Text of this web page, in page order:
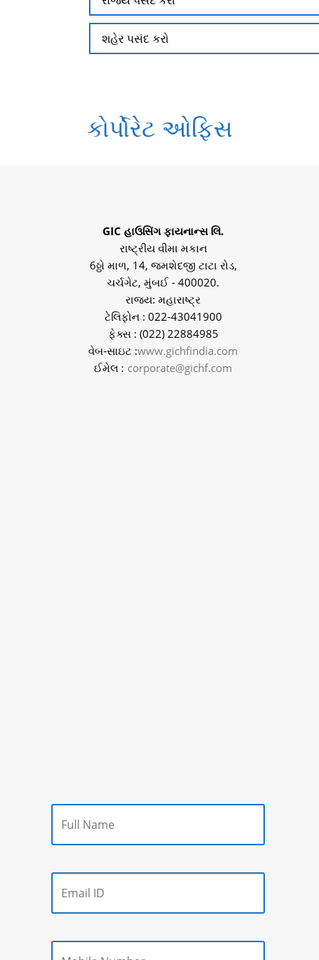
કોર્પોરેટ ઓફિસ
GIC હાઉસિંગ ફાયનાન્સ લિ.
રાષ્ટ્રીય વીમા મકાન
6ઠ્ઠો માળ, 14, જમશેદજી ટાટા રોડ,
ચર્ચગેટ, મુંબઈ - 400020.
રાજ્ય: મહારાષ્ટ્ર
ટેલિફોન : 022-43041900
ફેક્સ : (022) 22884985
વેબ-સાઇટ :www.gichfindia.com
ઈમેલ : corporate@gichf.com